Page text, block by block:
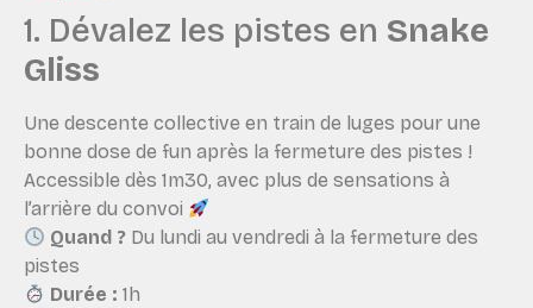
1. Dévalez les pistes en Snake
Gliss
Une descente collective en train de luges pour une
bonne dose de fun après la fermeture des pistes !
Accessible dès 1m30, avec plus de sensations à
l’arrière du convoi
Quand ? Du lundi au vendredi à la fermeture des
pistes
Durée : 1h